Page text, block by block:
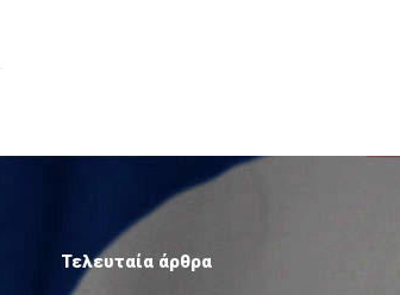
Τελευταία άρθρα